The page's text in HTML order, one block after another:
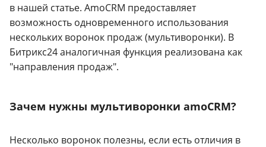
в нашей статье. AmoCRM предоставляет
возможность одновременного использования
нескольких воронок продаж (мультиворонки). В
Битрикс24 аналогичная функция реализована как
"направления продаж".
Зачем нужны мультиворонки amoCRM?
Несколько воронок полезны, если есть отличия в